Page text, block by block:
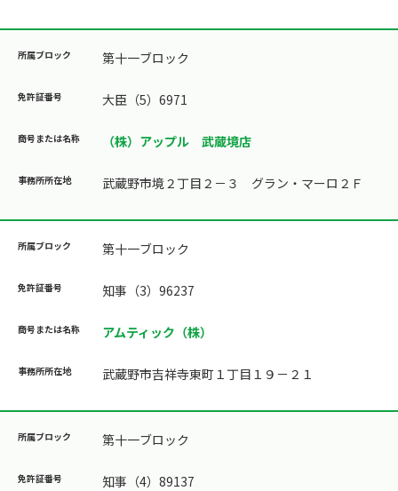
第十一ブロック
大臣（5）6971
（株）アップル 武蔵境店
武蔵野市境２丁目２－３ グラン・マーロ２Ｆ
第十一ブロック
知事（3）96237
アムティック（株）
武蔵野市吉祥寺東町１丁目１９－２１
第十一ブロック
知事（4）89137